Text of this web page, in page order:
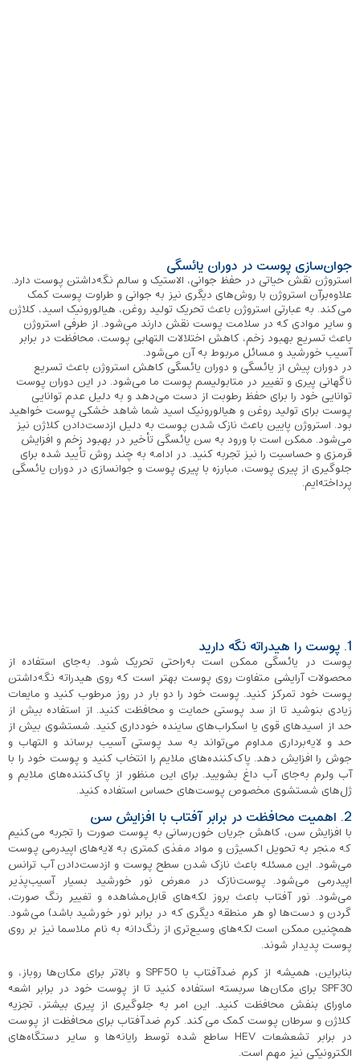
جوان‌سازی پوست در دوران یائسگی
استروژن نقش حیاتی در حفظ جوانی، الاستیک و سالم نگه‌داشتن پوست دارد.
علاوه‌برآن استروژن با روش‌های دیگری نیز به جوانی و طراوت پوست کمک
می‌کند. به عبارتی استروژن باعث تحریک تولید روغن، هیالورونیک اسید، کلاژن
و سایر موادی که در سلامت پوست نقش دارند می‌شود. از طرفی استروژن
باعث تسریع بهبود زخم، کاهش اختلالات التهابی پوست، محافظت در برابر
آسیب خورشید و مسائل مربوط به آن می‌شود.
در دوران پیش از یائسگی و دوران یائسگی کاهش استروژن باعث تسریع
ناگهانی پیری و تغییر در متابولیسم پوست ما می‌شود. در این دوران پوست
توانایی خود را برای حفظ رطوبت از دست می‌دهد و به دلیل عدم توانایی
پوست برای تولید روغن و هیالورونیک اسید شما شاهد خشکی پوست خواهید
بود. استروژن پایین باعث نازک شدن پوست به دلیل ازدست‌دادن کلاژن نیز
می‌شود. ممکن است با ورود به سن یائسگی تأخیر در بهبود زخم و افزایش
قرمزی و حساسیت را نیز تجربه کنید. در ادامه به چند روش تأیید شده برای
جلوگیری از پیری پوست، مبارزه با پیری پوست و جوانسازی در دوران یائسگی
پرداخته‌ایم.
1. پوست را هیدراته نگه دارید
پوست در یائسگی ممکن است به‌راحتی تحریک شود. به‌جای استفاده از
محصولات آرایشی متفاوت روی پوست بهتر است که روی هیدراته نگه‌داشتن
پوست خود تمرکز کنید. پوست خود را دو بار در روز مرطوب کنید و مایعات
زیادی بنوشید تا از سد پوستی حمایت و محافظت کنید. از استفاده بیش از
حد از اسیدهای قوی یا اسکراب‌های ساینده خودداری کنید. شستشوی بیش از
حد و لایه‌برداری مداوم می‌تواند به سد پوستی آسیب برساند و التهاب و
جوش را افزایش دهد. پاک‌کننده‌های ملایم را انتخاب کنید و پوست خود را با
آب ولرم به‌جای آب داغ بشویید. برای این منظور از پاک‌کننده‌های ملایم و
ژل‌های شستشوی مخصوص پوست‌های حساس استفاده کنید.
2. اهمیت محافظت در برابر آفتاب با افزایش سن
با افزایش سن، کاهش جریان خون‌رسانی به پوست صورت را تجربه می‌کنیم
که منجر به تحویل اکسیژن و مواد مغذی کمتری به لایه‌های اپیدرمی پوست
می‌شود. این مسئله باعث نازک شدن سطح پوست و ازدست‌دادن آب ترانس
اپیدرمی می‌شود. پوست‌نازک در معرض نور خورشید بسیار آسیب‌پذیر
می‌شود. نور آفتاب باعث بروز لکه‌های قابل‌مشاهده و تغییر رنگ صورت،
گردن و دست‌ها (و هر منطقه دیگری که در برابر نور خورشید باشد) می‌شود.
همچنین ممکن است لکه‌های وسیع‌تری از رنگ‌دانه به نام ملاسما نیز بر روی
پوست پدیدار شوند.
بنابراین، همیشه از کرم ضدآفتاب با SPF50 و بالاتر برای مکان‌ها روباز، و
SPF30 برای مکان‌ها سربسته استفاده کنید تا از پوست خود در برابر اشعه
ماورای بنفش محافظت کنید. این امر به جلوگیری از پیری بیشتر، تجزیه
کلاژن و سرطان پوست کمک می‌کند. کرم ضدآفتاب برای محافظت از پوست
در برابر تشعشعات HEV ساطع شده توسط رایانه‌ها و سایر دستگاه‌های
الکترونیکی نیز مهم است.